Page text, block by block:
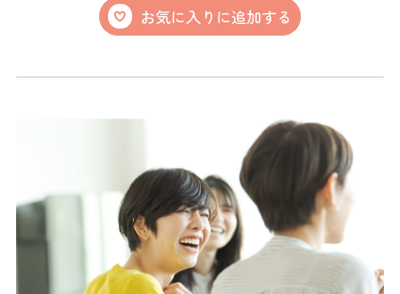
お気に入りに追加する